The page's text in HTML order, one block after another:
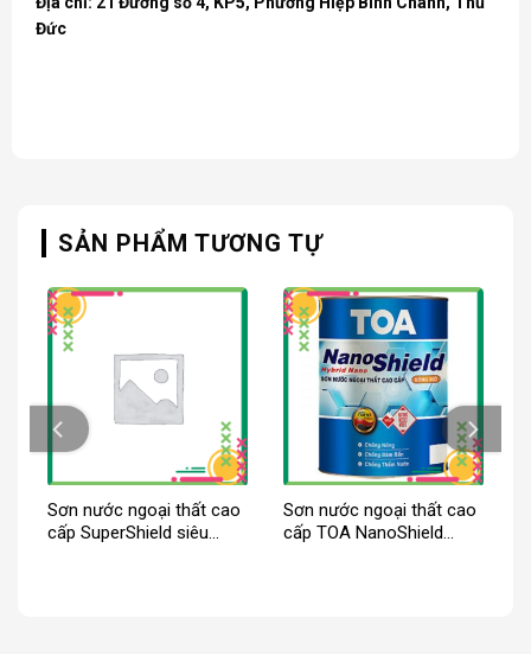
Đức
SẢN PHẨM TƯƠNG TỰ
Sơn nước ngoại thất cao
cấp SuperShield siêu
Sơn nước ngoại thất cao
cấp TOA NanoShield